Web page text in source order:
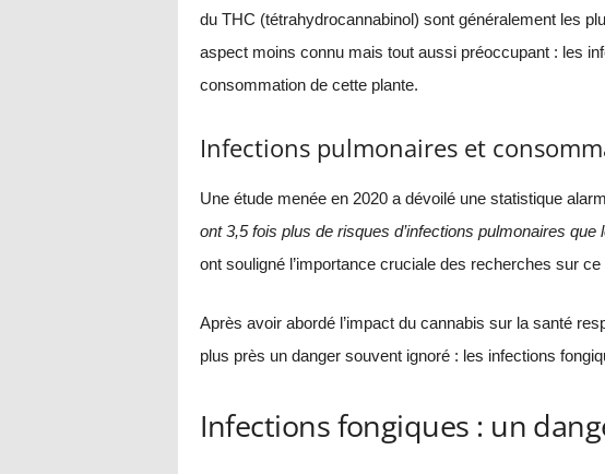
du THC (tétrahydrocannabinol) sont généralement les
aspect moins connu mais tout aussi préoccupant : les
consommation de cette plante.
Infections pulmonaires et
Une étude menée en 2020 a dévoilé une statistique
ont 3,5 fois plus de risques d’infections pulmonaires
ont souligné l’importance cruciale des recherches sur
Après avoir abordé l’impact du cannabis sur la santé
plus près un danger souvent ignoré : les infections
Infections fongiques : un